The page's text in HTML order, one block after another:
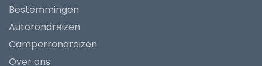
Bestemmingen
Autorondreizen
Camperrondreizen
Over ons